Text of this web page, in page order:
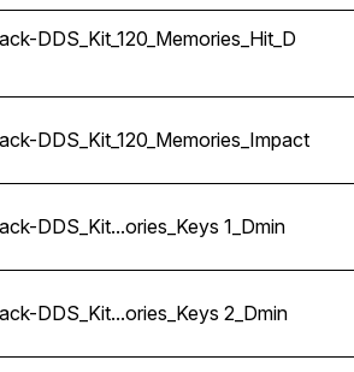
DDS_Kit_120_Memories_Hit_D
DDS_Kit_120_Memories_Hit_D
DDS_Kit_120_Memories_Impact
DDS_Kit_120_Memories_Impact
DDS_Kit_120_Memories_Keys
DDS_Kit...ories_Keys 1_Dmin
DDS_Kit_120_Memories_Keys
DDS_Kit...ories_Keys 2_Dmin